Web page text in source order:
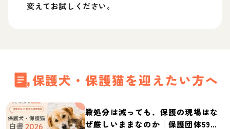
変えてお試しください。
保護犬・保護猫を迎えたい方へ
殺処分は減っても、保護の現場はな
ぜ厳しいままなのか｜保護団体59団